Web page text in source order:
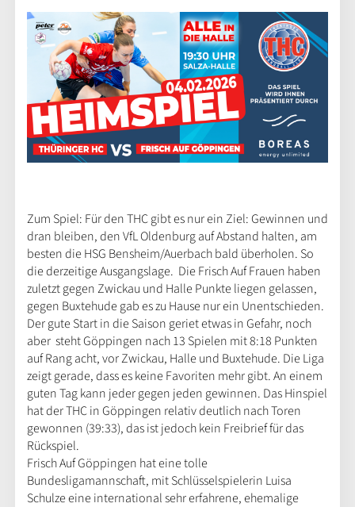
Zum Spiel: Für den THC gibt es nur ein Ziel: Gewinnen und
dran bleiben, den VfL Oldenburg auf Abstand halten, am
besten die HSG Bensheim/Auerbach bald überholen. So
die derzeitige Ausgangslage. Die Frisch Auf Frauen haben
zuletzt gegen Zwickau und Halle Punkte liegen gelassen,
gegen Buxtehude gab es zu Hause nur ein Unentschieden.
Der gute Start in die Saison geriet etwas in Gefahr, noch
aber steht Göppingen nach 13 Spielen mit 8:18 Punkten
auf Rang acht, vor Zwickau, Halle und Buxtehude. Die Liga
zeigt gerade, dass es keine Favoriten mehr gibt. An einem
guten Tag kann jeder gegen jeden gewinnen. Das Hinspiel
hat der THC in Göppingen relativ deutlich nach Toren
gewonnen (39:33), das ist jedoch kein Freibrief für das
Rückspiel.
Frisch Auf Göppingen hat eine tolle
Bundesligamannschaft, mit Schlüsselspielerin Luisa
Schulze eine international sehr erfahrene, ehemalige